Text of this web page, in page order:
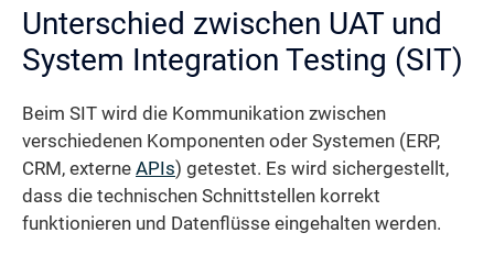
Unterschied zwischen UAT und
System Integration Testing (SIT)
Beim SIT wird die Kommunikation zwischen
verschiedenen Komponenten oder Systemen (ERP,
CRM, externe APIs) getestet. Es wird sichergestellt,
dass die technischen Schnittstellen korrekt
funktionieren und Datenflüsse eingehalten werden.